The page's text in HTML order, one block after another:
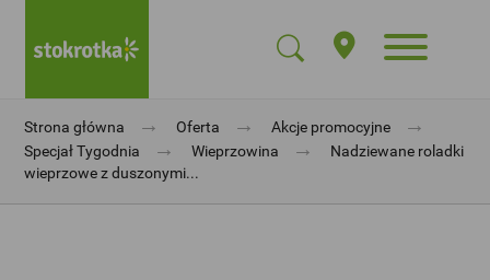
Strona główna → Oferta → Akcje promocyjne →
Specjał Tygodnia → Wieprzowina →
Nadziewane roladki
wieprzowe z duszonymi...